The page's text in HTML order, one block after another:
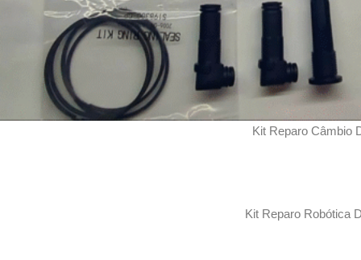
Kit Reparo Câmbio
Kit Reparo Robótica